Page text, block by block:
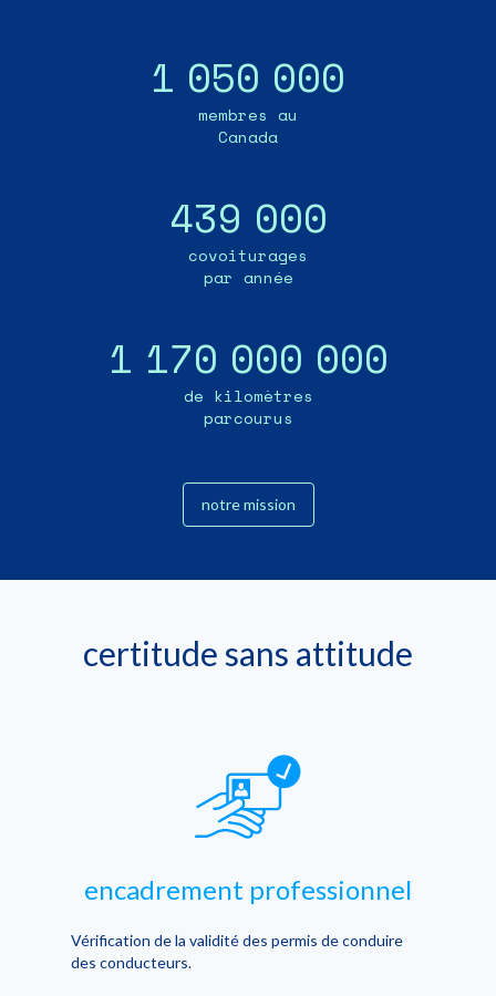
1 050 000
membres au
Canada
439 000
covoiturages
par année
1 170 000 000
de kilomètres
parcourus
notre mission
certitude sans attitude
encadrement professionnel
Vérification de la validité des permis de conduire
des conducteurs.